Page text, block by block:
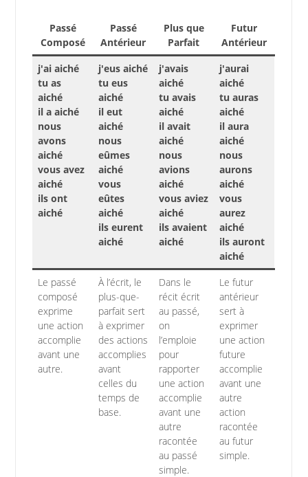
Passé
Composé
Passé
Antérieur
Plus que
Parfait
Futur
Antérieur
j'ai aiché
tu as
aiché
il a aiché
nous
avons
aiché
vous avez
aiché
ils ont
aiché
j'eus aiché
tu eus
aiché
il eut
aiché
nous
eûmes
aiché
vous
eûtes
aiché
ils eurent
aiché
j'avais
aiché
tu avais
aiché
il avait
aiché
nous
avions
aiché
vous aviez
aiché
ils avaient
aiché
j'aurai
aiché
tu auras
aiché
il aura
aiché
nous
aurons
aiché
vous
aurez
aiché
ils auront
aiché
Le passé
composé
exprime
une action
accomplie
avant une
autre.
À l’écrit, le
plus-que-
parfait sert
à exprimer
des actions
accomplies
avant
celles du
temps de
base.
Dans le
récit écrit
au passé,
on
l’emploie
pour
rapporter
une action
accomplie
avant une
autre
racontée
au passé
simple.
Le futur
antérieur
sert à
exprimer
une action
future
accomplie
avant une
autre
action
racontée
au futur
simple.